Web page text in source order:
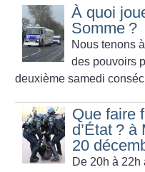
À quoi
Somme ?
Nous tenons
des pouvoirs
deuxième samedi
Que faire
d’État ? à
20
De 20h à 22h